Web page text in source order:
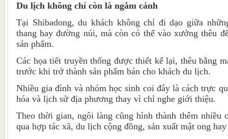
Du lịch không chỉ còn là ngắm cảnh
Tại Shibadong, du khách không chỉ đi dạo giữa
thang hay đường núi, mà còn có thể vào xưởng thêu
sản phẩm.
Các họa tiết truyền thống được thiết kế lại, thêu bằng
trước khi trở thành sản phẩm bán cho khách du lịch.
Nhiều gia đình và nhóm học sinh coi đây là cách trực
hóa và lịch sử địa phương thay vì chỉ nghe giới thiệu.
Theo thời gian, ngôi làng cũng hình thành thêm nhiều
qua hợp tác xã, du lịch cộng đồng, sản xuất mật ong